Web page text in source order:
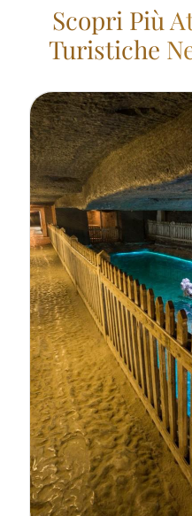
Scopri Più
Turistiche